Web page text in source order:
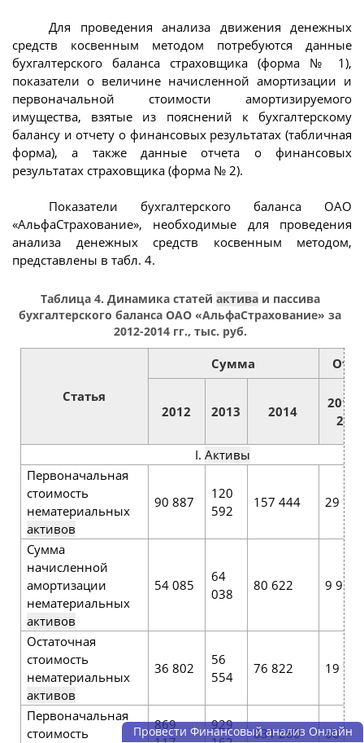
Для проведения анализа движения денежных
средств косвенным методом потребуются данные
бухгалтерского баланса страховщика (форма № 1),
показатели о величине начисленной амортизации и
первоначальной стоимости амортизируемого
имущества, взятые из пояснений к бухгалтерскому
балансу и отчету о финансовых результатах (табличная
форма), а также данные отчета о финансовых
результатах страховщика (форма № 2).
Показатели бухгалтерского баланса ОАО
«АльфаСтрахование», необходимые для проведения
анализа денежных средств косвенным методом,
представлены в табл. 4.
Таблица 4. Динамика статей активаи пассива
бухгалтерского баланса ОАО «АльфаСтрахование» за
2012-2014 гг., тыс. руб.
Статья
Сумма
2012 2013 2014
2013
I. Активы
Первоначальная
стоимость
нематериальных
активов
90 887
120
592
157 444 29 705
Сумма
начисленной
амортизации
нематериальных
активов
54 085
64
038
80 622 9 953
Остаточная
стоимость
нематериальных
активов
36 802
56
554
76 822 19 752
Первоначальная
стоимость
869
929
831 280 60 045
Провести Финансовый анализ Онлайн